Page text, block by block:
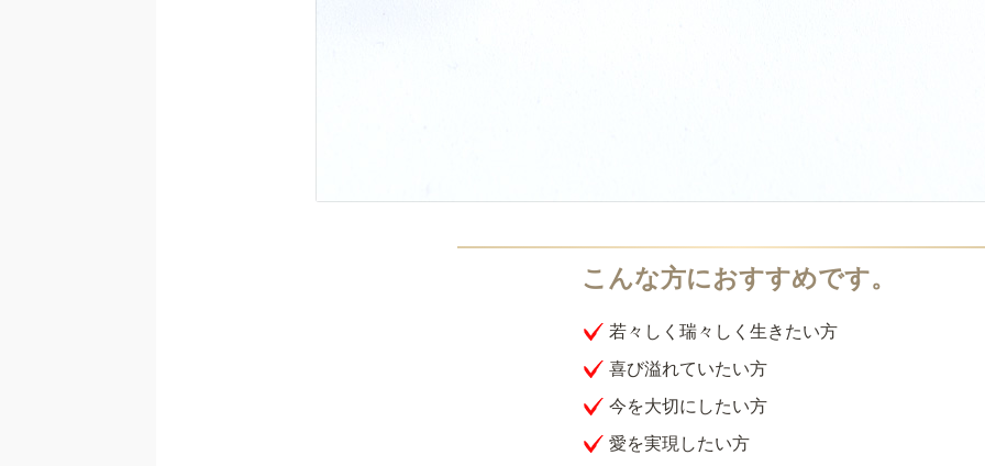
若々しく瑞々しく生きたい方
喜び溢れていたい方
今を大切にしたい方
愛を実現したい方